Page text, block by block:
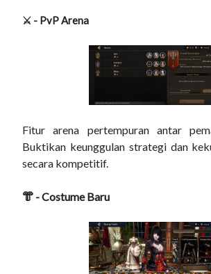
⚔ - PvP Arena
Fitur arena pertempuran antar
Buktikan keunggulan strategi dan
secara kompetitif.
👘 - Costume Baru